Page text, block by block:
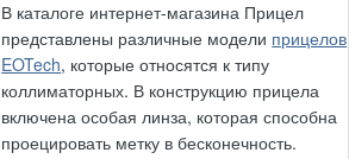
В каталоге интернет-магазина Прицел
представлены различные модели прицелов
EOTech, которые относятся к типу
коллиматорных. В конструкцию прицела
включена особая линза, которая способна
проецировать метку в бесконечность.